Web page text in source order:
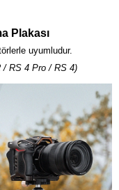
Plakası
uyumludur.
/ RS 4 Pro / RS 4)